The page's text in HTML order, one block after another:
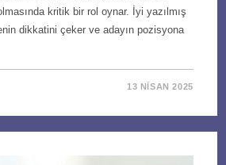
kritik bir rol oynar. İyi yazılmış
dikkatini çeker ve adayın pozisyona
13 NISAN 2025